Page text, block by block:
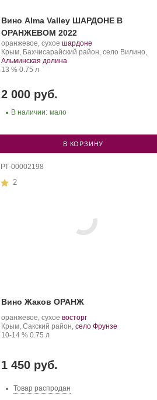
Вино Alma Valley ШАРДОНЕ В
ОРАНЖЕВОМ 2022
Производитель:
Alma
Valley.
оранжевое, сухое .
Сорт
винограда:
шардоне
Регион:
Крым, Бахчисарайский район, село Вилино,
Альминская долина
Крепость
13 %. Объем
0.75 л
2 000 руб.
В наличии: мало
В КОРЗИНУ
РТ-00002198
2
Вино Жаков ОРАНЖ
Производитель:
Жаков.
оранжевое, сухое .
Сорт
восторг.
Регион:
Крым, Сакский район, село Фрунзе
Крепость
10-14 %. Объем
0.75 л
1 450 руб.
Товар распродан